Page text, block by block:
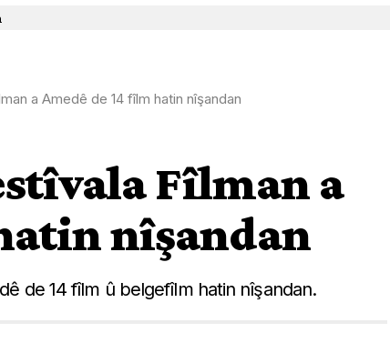
a Amedê de 14 fîlm hatin nîşandan
Fîlman a
nîşandan
de 14 fîlm û belgefîlm hatin nîşandan.